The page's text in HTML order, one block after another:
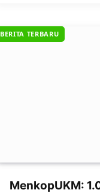
BERITA TERBARU
MenkopUKM: